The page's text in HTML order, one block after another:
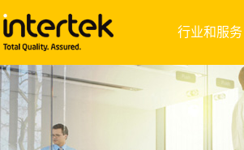
行业和服务